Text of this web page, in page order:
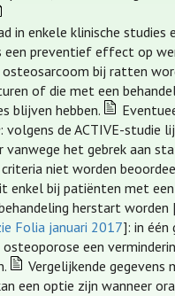
in enkele klinische
een preventief effect op
bij ratten
of die met een
blijven hebben.
: volgens de ACTIVE-studie
vanwege het gebrek aan
niet worden
enkel bij patiënten met
herstart worden
Folia januari 2017]: in
een
Vergelijkende
een optie zijn wanneer